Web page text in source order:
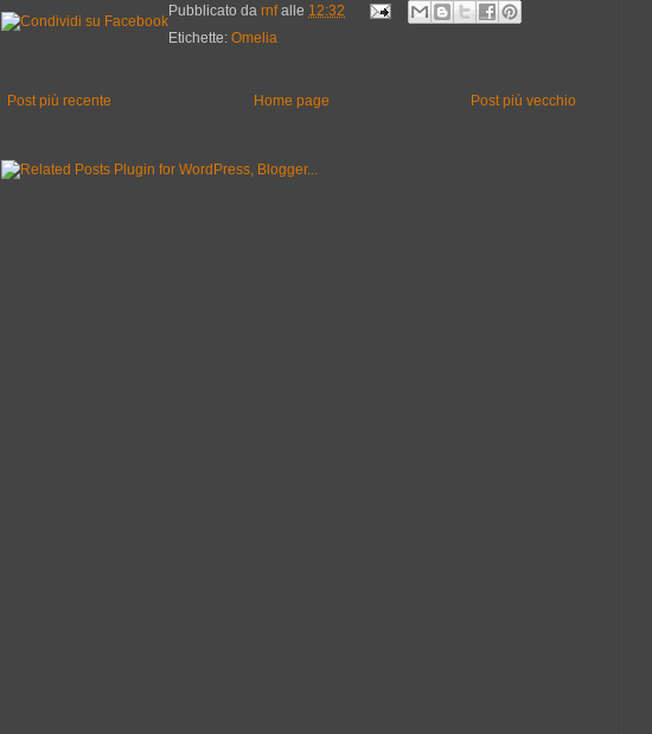
Pubblicato da rnfalle 12:32
Etichette: Omelia
Post più recente Post più vecchio
Home page